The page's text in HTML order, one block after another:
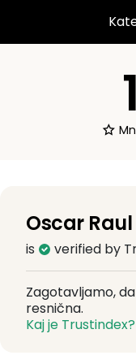
1
Oscar
is verified by
Zagotavljamo,
resnična.
Kaj je Trustindex?